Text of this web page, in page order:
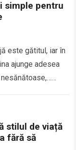
simple pentru
este gătitul, iar în
ajunge adesea
stilul de viață
fără să